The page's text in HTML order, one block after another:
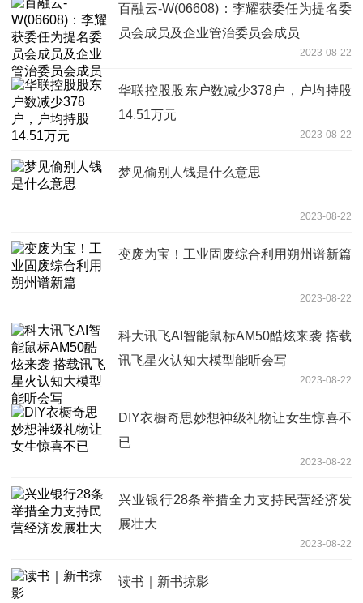
百融云-W(06608)：李耀获委任为提名委
员会成员及企业管治委员会成员
2023-08-22
华联控股股东户数减少378户，户均持股
14.51万元
2023-08-22
梦见偷别人钱是什么意思
2023-08-22
变废为宝！工业固废综合利用朔州谱新篇
2023-08-22
科大讯飞AI智能鼠标AM50酷炫来袭 搭载
讯飞星火认知大模型能听会写
2023-08-22
DIY衣橱奇思妙想神级礼物让女生惊喜不
已
2023-08-22
兴业银行28条举措全力支持民营经济发
展壮大
2023-08-22
读书｜新书掠影